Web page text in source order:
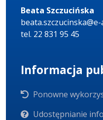
Beata Szczucińska
tel. 22 831 95 45
Informacja
Ponowne
Udostępnianie